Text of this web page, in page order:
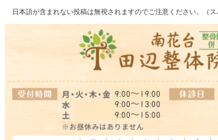
日本語が含まれない投稿は無視されますのでご注意ください。（